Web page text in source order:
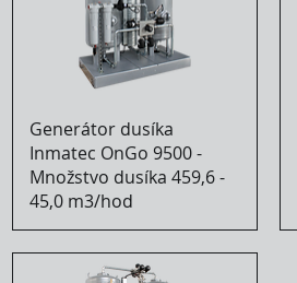
Generátor dusíka
Inmatec OnGo 9500 -
Množstvo dusíka 459,6 -
45,0 m3/hod